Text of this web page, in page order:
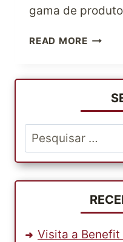
gama de
READ MOREMIMA
FILHOS
OS
Pesquisar
por:
Visita a